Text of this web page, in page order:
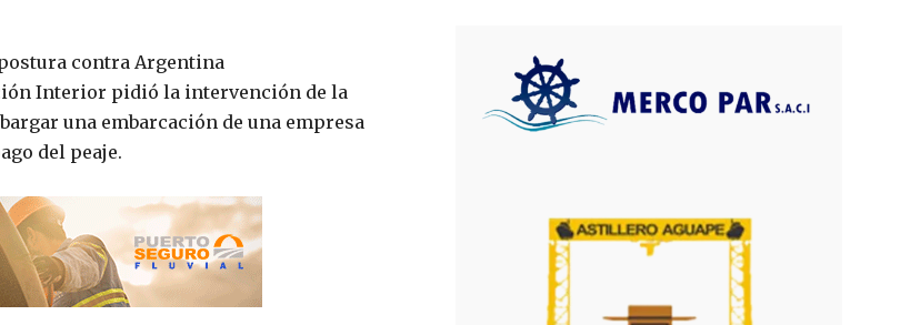
contra Argentina
Interior pidió la intervención de la
una embarcación de una empresa
del peaje.